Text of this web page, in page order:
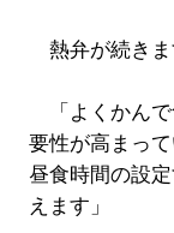
熱弁が続きま
「よくかんで
要性が高まっ
昼食時間の設
えます」